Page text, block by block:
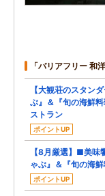
「バリアフリー 和
【大観荘のスタン
ぶ』＆『旬の海鮮
ストラン
ポイントUP
【8月厳選】■美味
ゃぶ』＆『旬の海鮮
ポイントUP